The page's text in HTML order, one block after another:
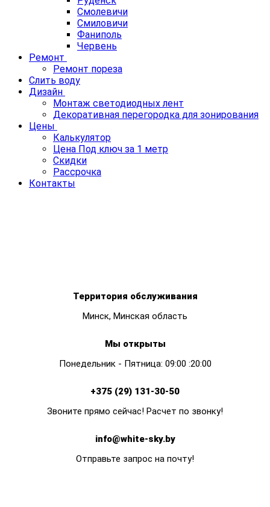
Смолевичи
Смиловичи
Фаниполь
Червень
Ремонт
Ремонт пореза
Слить воду
Дизайн
Монтаж светодиодных лент
Декоративная перегородка для зонирования
Цены
Калькулятор
Цена Под ключ за 1 метр
Скидки
Рассрочка
Контакты
Территория обслуживания
Минск, Минская область
Мы открыты
Понедельник - Пятница: 09:00 :20:00
+375 (29) 131-30-50
Звоните прямо сейчас! Расчет по звонку!
info@white-sky.by
Отправьте запрос на почту!